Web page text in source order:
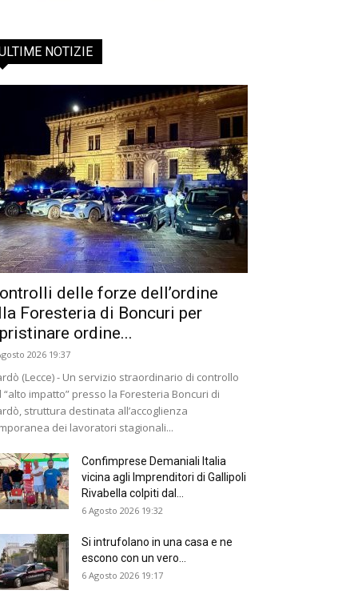
NOTIZIE
delle forze dell’ordine
Foresteria di Boncuri per
ordine...
2026 19:37
(Lecce) - Un servizio straordinario di controllo
“alto impatto” presso la Foresteria Boncuri di
struttura destinata all’accoglienza
dei lavoratori stagionali...
Confimprese Demaniali Italia
vicina agli Imprenditori di Gallipoli
Rivabella colpiti dal...
6 Agosto 2026 19:32
Si intrufolano in una casa e ne
escono con un vero...
6 Agosto 2026 19:17